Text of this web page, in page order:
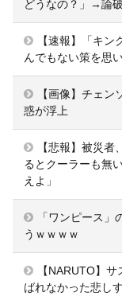
どうなの？」→論
【速報】「キ
んでもない策を思
【画像】チェ
惑が浮上
【悲報】被災
るとクーラーも無
えよ」
「ワンピース
うｗｗｗｗ
【NARUTO】
ばれなかった悲し